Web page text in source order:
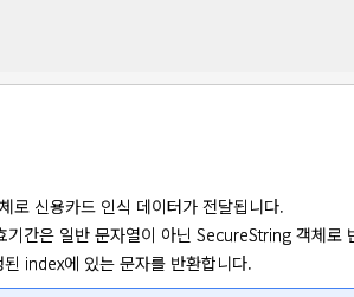
로 신용카드 인식 데이터가 전달됩니다.
간은 일반 문자열이 아닌 SecureString 객체로
index에 있는 문자를 반환합니다.